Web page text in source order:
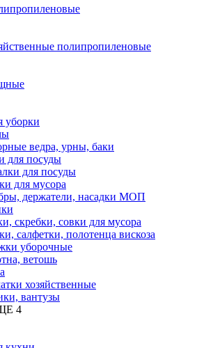
полипропиленовые
уборки
ведра, урны, баки
для посуды
для посуды
для мусора
держатели, насадки МОП
скребки, совки для мусора
салфетки, полотенца вискоза
уборочные
ветошь
хозяйственные
вантузы
4